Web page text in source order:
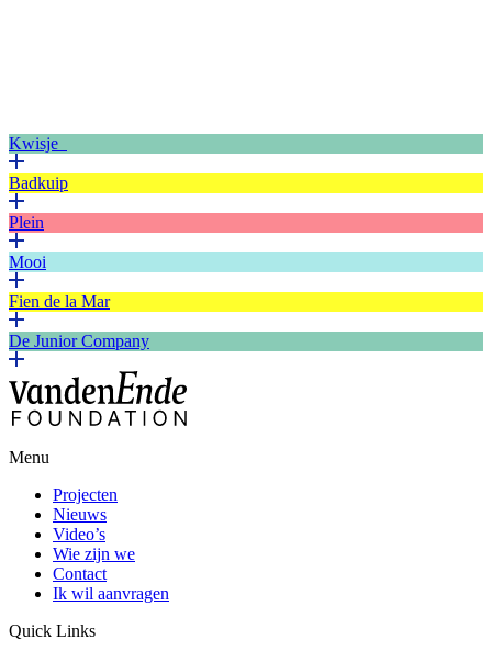
Kwisje
Badkuip
Plein
Mooi
Fien de la Mar
De Junior Company
Menu
Projecten
Nieuws
Video’s
Wie zijn we
Contact
Ik wil aanvragen
Quick Links